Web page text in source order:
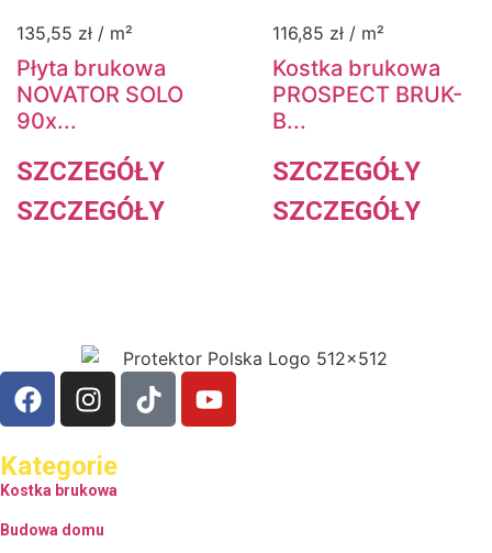
135,55 zł / m²
Płyta brukowa
NOVATOR SOLO
90x...
SZCZEGÓŁY
SZCZEGÓŁY
116,85 zł / m²
Kostka brukowa
PROSPECT BRUK-
B...
SZCZEGÓŁY
SZCZEGÓŁY
Kategorie
Kostka brukowa
Budowa domu